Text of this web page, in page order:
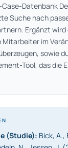
Datenbank
Suche nach
Ergänzt wird
Mitarbeiter im
sowie
Tool, das die
(Studie): Bick, A.,